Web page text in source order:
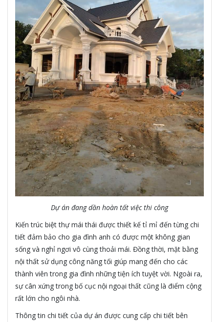
Dự án đang dần hoàn tất việc thi công
Kiến trúc biệt thự mái thái được thiết kế tỉ mỉ đến từng chi
tiết đảm bảo cho gia đình anh có được một không gian
sống và nghỉ ngơi vô cùng thoải mái. Đồng thời, mặt bằng
nội thất sử dụng công năng tối giúp mang đến cho các
thành viên trong gia đình những tiện ích tuyệt vời. Ngoài ra,
sự cân xứng trong bố cục nội ngoại thất cũng là điểm cộng
rất lớn cho ngôi nhà.
Thông tin chi tiết của dự án được cung cấp chi tiết bên